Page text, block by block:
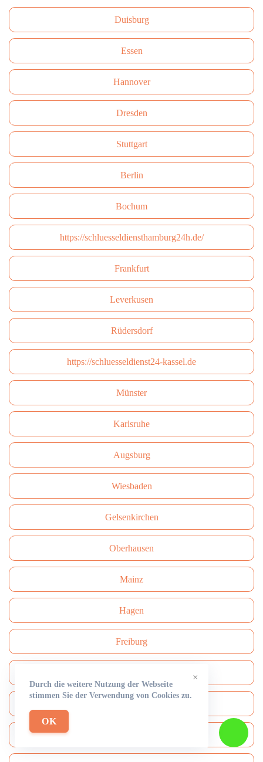
Duisburg
Essen
Hannover
Dresden
Stuttgart
Berlin
Bochum
https://schluesseldiensthamburg24h.de/
Frankfurt
Leverkusen
Rüdersdorf
https://schluesseldienst24-kassel.de
Münster
Karlsruhe
Augsburg
Wiesbaden
Gelsenkirchen
Oberhausen
Mainz
Hagen
Freiburg
×
Durch die weitere Nutzung der Webseite
stimmen Sie der Verwendung von Cookies zu.
OK